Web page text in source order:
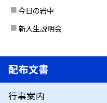
今日の岩中
新入生説明会
配布文書
行事案内